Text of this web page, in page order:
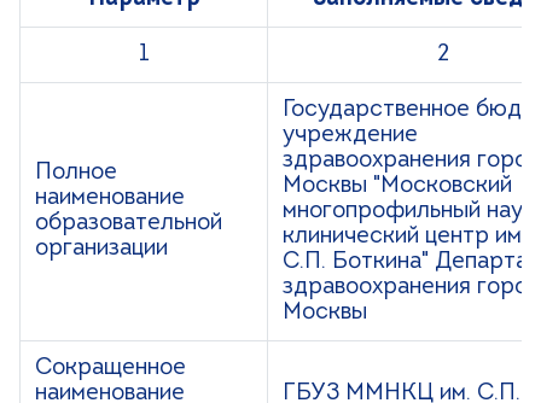
1 2
Полное
наименование
образовательной
организации
Государственное
учреждение
здравоохранения
Москвы "Московский
многопрофильный
клинический центр
С.П. Боткина"
здравоохранения
Москвы
Сокращенное
наименование
ГБУЗ ММНКЦ им. С.П.